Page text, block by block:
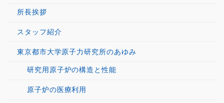
所長挨拶
スタッフ紹介
東京都市大学原子力研究所のあゆみ
研究用原子炉の構造と性能
原子炉の医療利用